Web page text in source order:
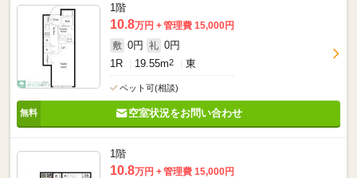
1階
10.8万円
管理費 15,000円
敷 0円 礼 0円
1R
19.55m2 東
ペット可(相談)
空室状況をお問い合わせ
1階
10.8万円
管理費 15,000円